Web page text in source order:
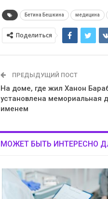
Бетина Бешкина медицина
Поделиться
ПРЕДЫДУЩИЙ ПОСТ
На доме, где жил Ханон
установлена мемориальная
именем
МОЖЕТ БЫТЬ ИНТЕРЕСНО